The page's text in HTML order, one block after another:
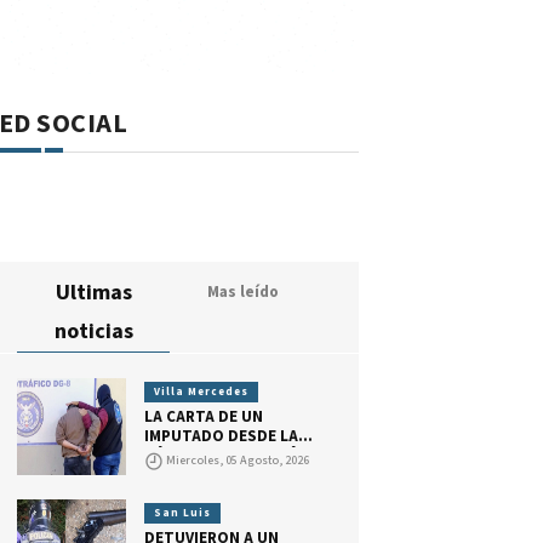
SOCIAL
Ultimas
noticias
Mas leído
Villa Mercedes
LA CARTA DE UN
IMPUTADO DESDE LA
CÁRCEL: RECONOCIÓ
HABER CONSEGUIDO
PERO DIJO QUE ACTUÓ
POR PEDIDO DE SU
Miercoles, 05 Agosto, 2026
San Luis
DETUVIERON A UN